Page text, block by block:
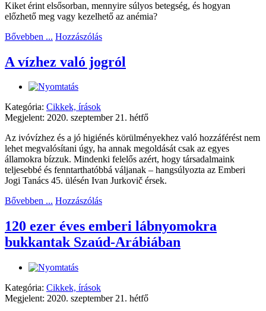
Kiket érint elsősorban, mennyire súlyos betegség, és hogyan
előzhető meg vagy kezelhető az anémia?
Bővebben ... Hozzászólás
A vízhez való jogról
Kategória: Cikkek, írások
Megjelent: 2020. szeptember 21. hétfő
Az ivóvízhez és a jó higiénés körülményekhez való hozzáférést nem
lehet megvalósítani úgy, ha annak megoldását csak az egyes
államokra bízzuk. Mindenki felelős azért, hogy társadalmaink
teljesebbé és fenntarthatóbbá váljanak – hangsúlyozta az Emberi
Jogi Tanács 45. ülésén Ivan Jurkovič érsek.
Bővebben ... Hozzászólás
120 ezer éves emberi lábnyomokra
bukkantak Szaúd-Arábiában
Kategória: Cikkek, írások
Megjelent: 2020. szeptember 21. hétfő